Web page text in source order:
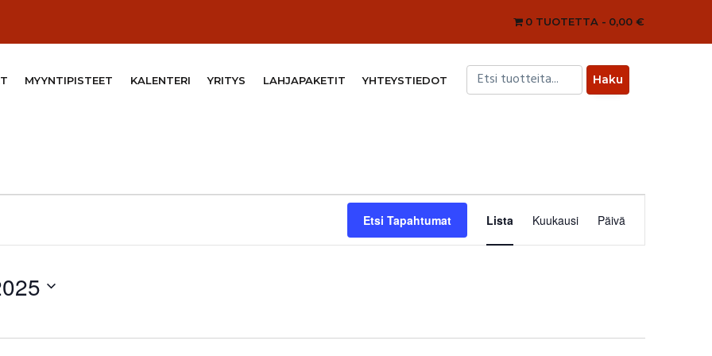
0 TUOTETTA 0,00 €
MYYNTIPISTEET KALENTERI YRITYS LAHJAPAKETIT YHTEYSTIEDOT
Etsi Tapahtumat Tapahtuma
Views
Navigation
Lista Kuukausi Päivä